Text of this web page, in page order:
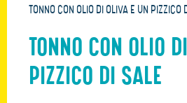
TONNO CON OLIO DI OLIVA E UN PIZZICO
TONNO CON OLIO
PIZZICO DI SALE